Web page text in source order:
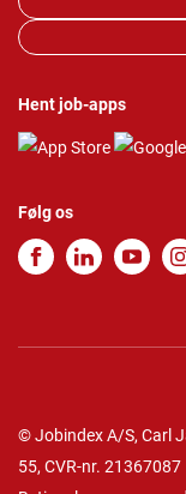
Hent job-apps
Følg os
© Jobindex A/S, Carl
55, CVR-nr. 21367087